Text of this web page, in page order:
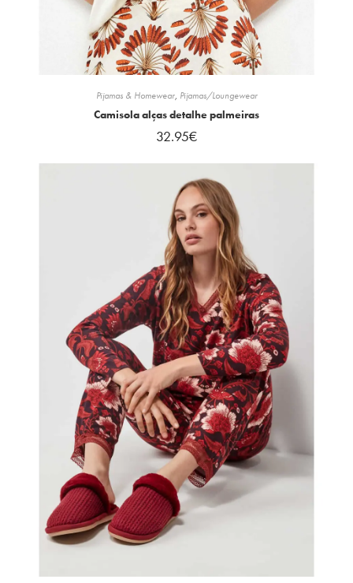
Pijamas & Homewear, Pijamas/Loungewear
Camisola alças detalhe palmeiras
32.95€